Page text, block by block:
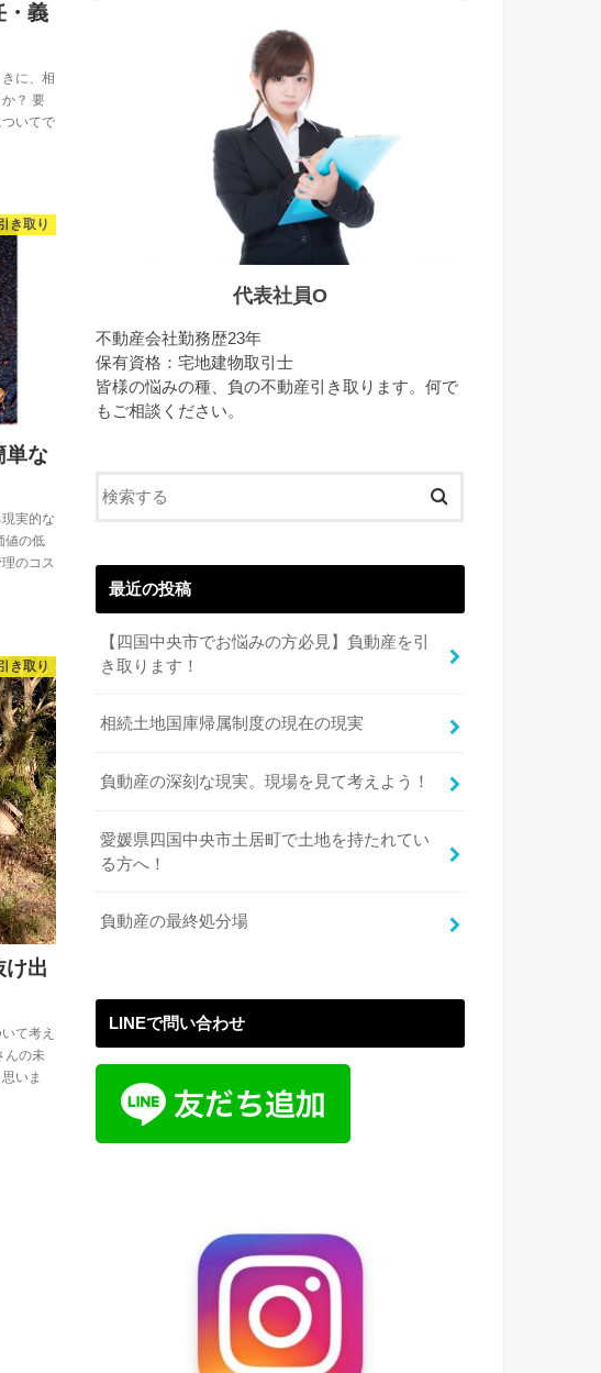
・義
に、相
？ 要
いてで
き取り
単な
実的な
値の低
のコス
き取り
け出
て考え
んの未
いま
代表社員O
不動産会社勤務歴23年
保有資格：宅地建物取引士
皆様の悩みの種、負の不動産引き取ります。何で
もご相談ください。
最近の投稿
【四国中央市でお悩みの方必見】負動産を引
き取ります！
相続土地国庫帰属制度の現在の現実
負動産の深刻な現実。現場を見て考えよう！
愛媛県四国中央市土居町で土地を持たれてい
る方へ！
負動産の最終処分場
LINEで問い合わせ